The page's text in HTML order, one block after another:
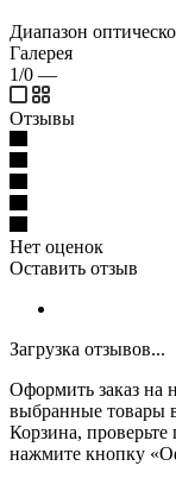
Диапазон
Галерея
1/0 —
Отзывы
Нет оценок
Оставить отзыв
Загрузка отзывов...
Оформить заказ на
выбранные товары
Корзина,
нажмите кнопку